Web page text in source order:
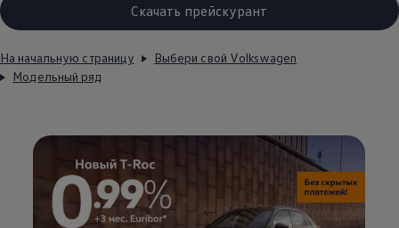
Скачать прейскурант
На начальную страницу
Выбери свой Volkswagen
Модельный ряд